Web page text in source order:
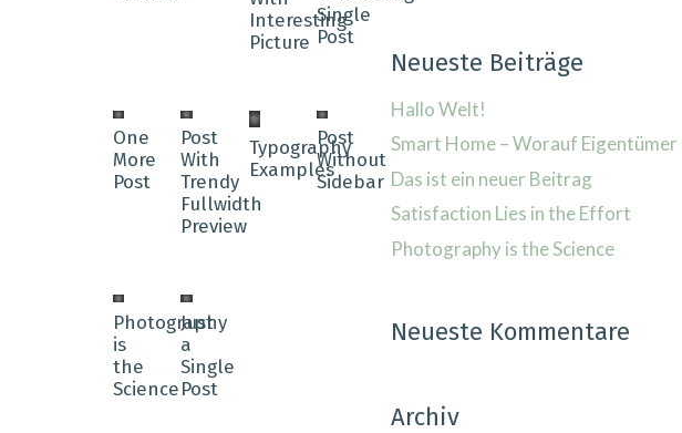
Interesting
Picture
Single
Post
One
More
Post
Post
With
Trendy
Fullwidth
Preview
Typography
Examples
Post
Without
Sidebar
Photography
is
the
Science
Just
a
Single
Post
Neueste Beiträge
Hallo Welt!
Smart Home – Worauf
Das ist ein neuer Beitrag
Satisfaction Lies in the Effort
Photography is the Science
Neueste Kommentare
Archiv